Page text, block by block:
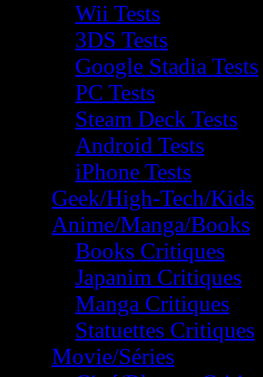
Wii Tests
3DS Tests
Google Stadia Tests
PC Tests
Steam Deck Tests
Android Tests
iPhone Tests
Geek/High-Tech/Kids
Anime/Manga/Books
Books Critiques
Japanim Critiques
Manga Critiques
Statuettes Critiques
Movie/Séries